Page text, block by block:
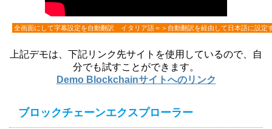
全画面にして字幕設定を自動翻訳 イタリア語＝＞自動翻訳を経由して日本語に設定
上記デモは、下記リンク先サイトを使用しているので、自
分でも試すことができます。
Demo Blockchainサイトへのリンク
ブロックチェーンエクスプローラー